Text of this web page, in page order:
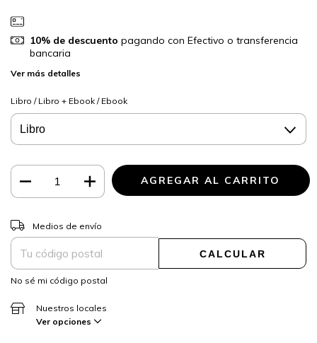
10% de descuento pagando con Efectivo o transferencia
bancaria
Ver más detalles
Libro / Libro + Ebook / Ebook
Entregas para el CP:
Medios de envío
CALCULAR
No sé mi código postal
Nuestros locales
Ver opciones